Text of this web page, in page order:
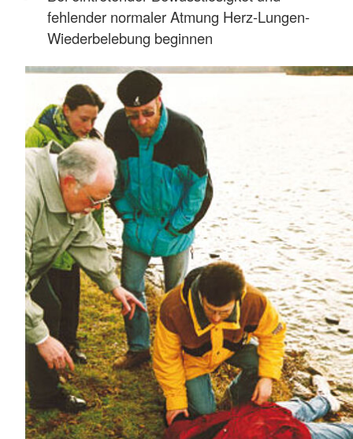
fehlender normaler Atmung Herz-Lungen-
Wiederbelebung beginnen